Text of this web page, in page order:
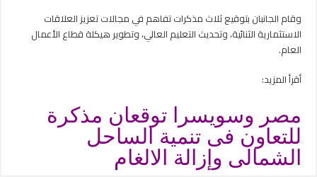
وقام الجانبان بتوقيع ثلاث مذكرات تفاهم في مجالات تعزيز العلاقات
الاستثمارية الثنائية، وتحديث التعليم العالي، وتطوير هيكلة قطاع الأعمال
العام.
أقرأ المزيد:
مصر وسويسرا توقعان مذكرة
للتعاون فى تنمية الساحل
الشمالى وإزالة الالغام